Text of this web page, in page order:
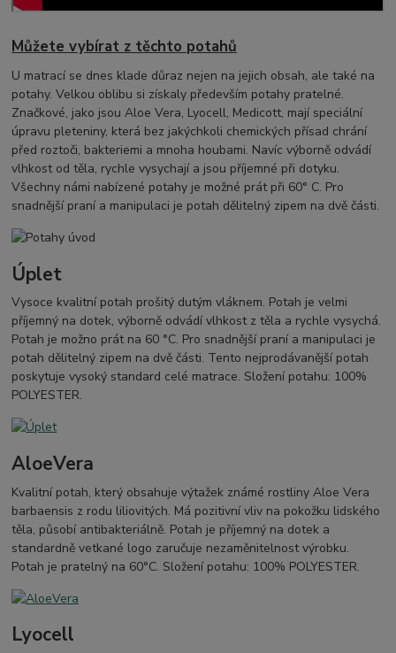
Můžete vybírat z těchto potahů
U matrací se dnes klade důraz nejen na jejich obsah, ale také na
potahy. Velkou oblibu si získaly především potahy pratelné.
Značkové, jako jsou Aloe Vera, Lyocell, Medicott, mají speciální
úpravu pleteniny, která bez jakýchkoli chemických přísad chrání
před roztoči, bakteriemi a mnoha houbami. Navíc výborně odvádí
vlhkost od těla, rychle vysychají a jsou příjemné při dotyku.
Všechny námi nabízené potahy je možné prát při 60° C. Pro
snadnější praní a manipulaci je potah dělitelný zipem na dvě části.
Úplet
Vysoce kvalitní potah prošitý dutým vláknem. Potah je velmi
příjemný na dotek, výborně odvádí vlhkost z těla a rychle vysychá.
Potah je možno prát na 60 °C. Pro snadnější praní a manipulaci je
potah dělitelný zipem na dvě části. Tento nejprodávanější potah
poskytuje vysoký standard celé matrace. Složení potahu: 100%
POLYESTER.
AloeVera
Kvalitní potah, který obsahuje výtažek známé rostliny Aloe Vera
barbaensis z rodu liliovitých. Má pozitivní vliv na pokožku lidského
těla, působí antibakteriálně. Potah je příjemný na dotek a
standardně vetkané logo zaručuje nezaměnitelnost výrobku.
Potah je pratelný na 60°C. Složení potahu: 100% POLYESTER.
Lyocell